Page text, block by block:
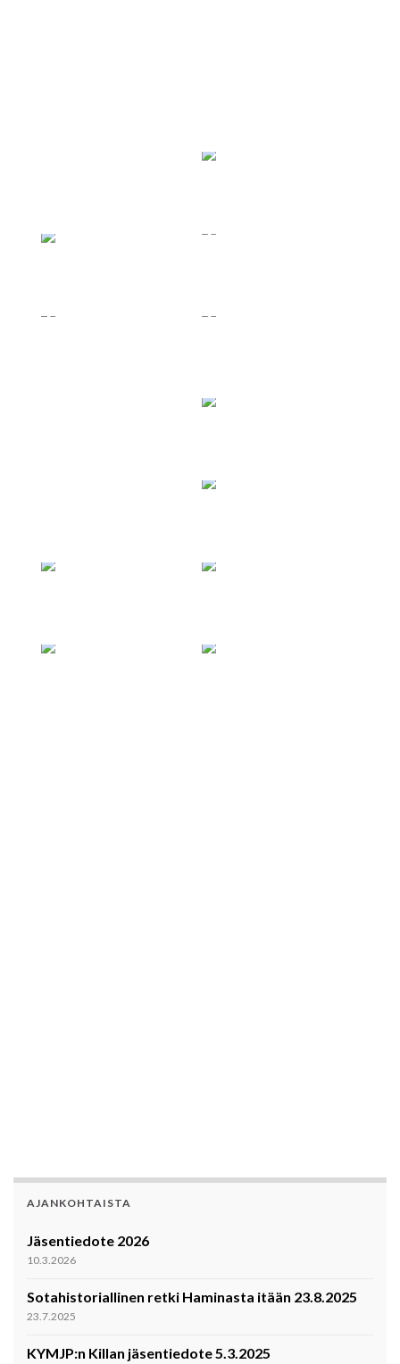
AJANKOHTAISTA
Jäsentiedote 2026
10.3.2026
Sotahistoriallinen retki Haminasta itään 23.8.2025
23.7.2025
KYMJP:n Killan jäsentiedote 5.3.2025